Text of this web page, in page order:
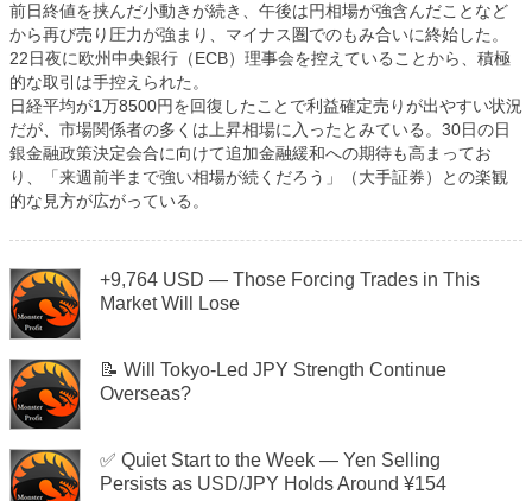
前日終値を挟んだ小動きが続き、午後は円相場が強含んだことなど
から再び売り圧力が強まり、マイナス圏でのもみ合いに終始した。
22日夜に欧州中央銀行（ECB）理事会を控えていることから、積極
的な取引は手控えられた。
日経平均が1万8500円を回復したことで利益確定売りが出やすい状況
だが、市場関係者の多くは上昇相場に入ったとみている。 30日の日
銀金融政策決定会合に向けて追加金融緩和への期待も高まってお
り、「来週前半まで強い相場が続くだろう」（大手証券）との楽観
的な見方が広がっている。
+9,764 USD — Those Forcing Trades in This
Market Will Lose
📝 Will Tokyo-Led JPY Strength Continue
Overseas?
✅ Quiet Start to the Week — Yen Selling
Persists as USD/JPY Holds Around ¥154